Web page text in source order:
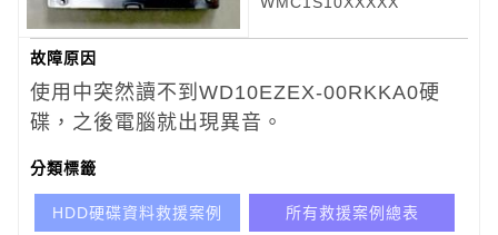
故障原因
使用中突然讀不到WD10EZEX-00RKKA0硬
碟，之後電腦就出現異音。
分類標籤
HDD硬碟資料救援案例 所有救援案例總表